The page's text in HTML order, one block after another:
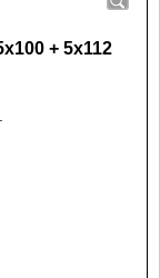
+ 5x112